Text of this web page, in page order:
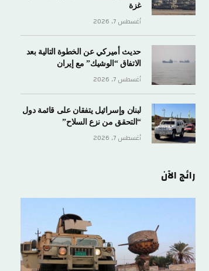
غزة
أغسطس 7, 2026
حديث أميركي عن الخطوة التالية بعد
الاتفاق “الوشيك” مع إيران
أغسطس 7, 2026
لبنان وإسرائيل يتفقان على قائمة دول
“التحقق من نزع السلاح”
أغسطس 7, 2026
رائج الآن